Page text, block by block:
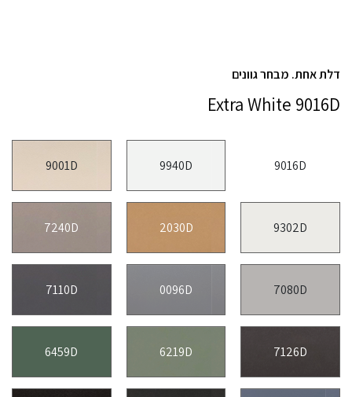
9016D
9940D
9001D
9302D
2030D
7240D
7080D
0096D
7110D
7126D
6219D
6459D
דלת אחת. מבחר גוונים
Extra White 9016D